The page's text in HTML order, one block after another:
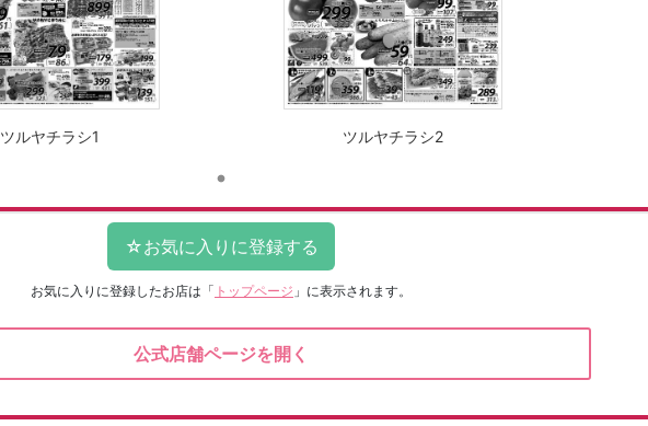
ツルヤチラシ1 ツルヤチラシ2
お気に入りに登録したお店は 「 トップページ 」に表示されます。
公式店舗ページを開く